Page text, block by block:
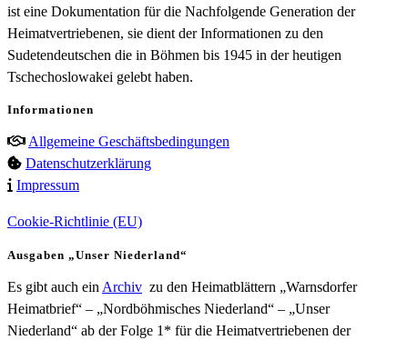
ist eine Dokumentation für die Nachfolgende Generation der
Heimatvertriebenen, sie dient der Informationen zu den
Sudetendeutschen die in Böhmen bis 1945 in der heutigen
Tschechoslowakei gelebt haben.
Informationen
Allgemeine Geschäftsbedingungen
Datenschutzerklärung
Impressum
Cookie-Richtlinie (EU)
Ausgaben „Unser Niederland“
Es gibt auch ein Archiv zu den Heimatblättern „Warnsdorfer
Heimatbrief“ – „Nordböhmisches Niederland“ – „Unser
Niederland“ ab der Folge 1* für die Heimatvertriebenen der